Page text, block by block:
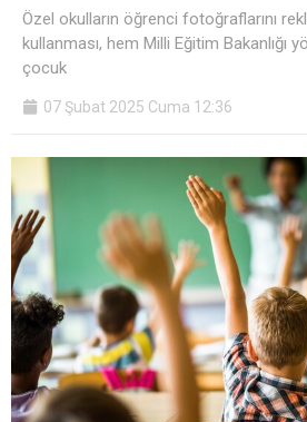
Özel okulların öğrenci fotoğraflarını
kullanması, hem Milli Eğitim Bakanlığı
çocuk
07 Şubat 2025 Cuma 12:36